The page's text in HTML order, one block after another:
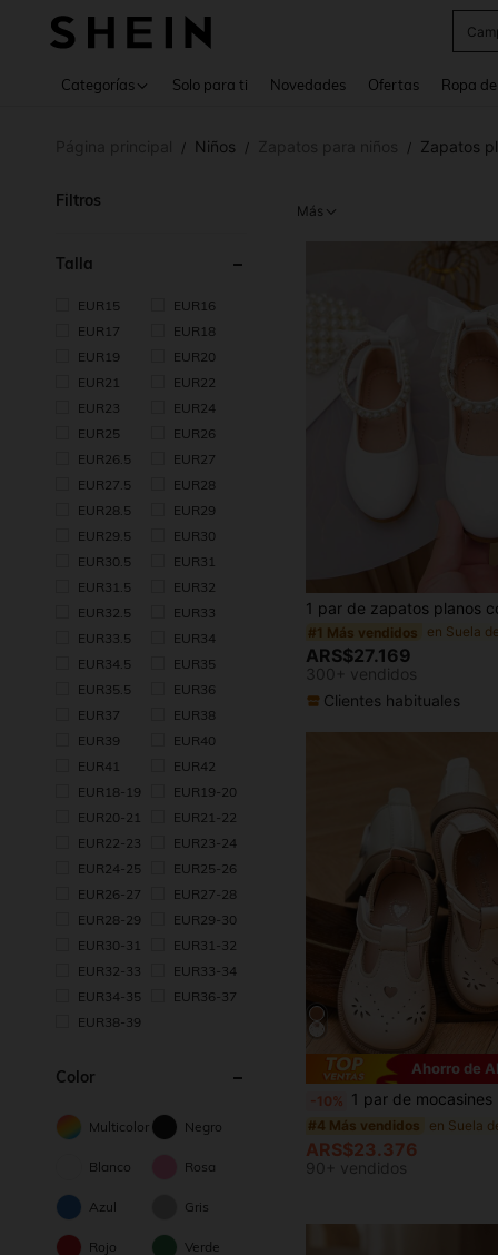
Categorías Solo para ti Novedades Ofertas Ropa
/ Niños / / Zapatos
Filtros
Talla
EUR15
EUR16
EUR17
EUR18
EUR19
EUR20
EUR21
EUR22
EUR23
EUR24
EUR25
EUR26
EUR26.5
EUR27
EUR27.5
EUR28
EUR28.5
EUR29
EUR29.5
EUR30
EUR30.5
EUR31
EUR31.5
EUR32
EUR32.5
EUR33
EUR33.5
EUR34
EUR34.5
EUR35
EUR35.5
EUR36
EUR37
EUR38
EUR39
EUR40
EUR41
EUR42
EUR18-19
EUR19-20
EUR20-21
EUR21-22
EUR22-23
EUR23-24
EUR24-25
EUR25-26
EUR26-27
EUR27-28
EUR28-29
EUR29-30
EUR30-31
EUR31-32
EUR32-33
EUR33-34
EUR34-35
EUR36-37
EUR38-39
Color
Multicolor Negro
Blanco Rosa
Azul Gris
Rojo Verde
Más
#1 Más vendidos
(1000+)
#1 Más vendidos
(1000+)
#1 Más vendidos
(1000+)
#1 Más vendidos
ARS$27.169
300+ vendidos
Clientes habituales
Ahorro de
-10% 1 par de mocasines ligeros y antideslizantes de estilo británico
#4 Más vendidos
ARS$23.376
90+ vendidos